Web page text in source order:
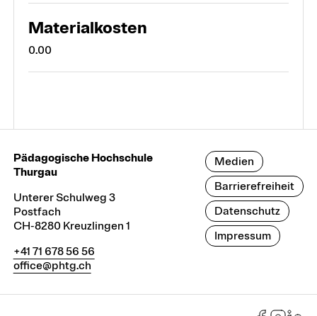
Materialkosten
0.00
Pädagogische Hochschule
Thurgau
Unterer Schulweg 3
Postfach
CH-8280 Kreuzlingen 1
+41 71 678 56 56
office@phtg.ch
Medien
Barrierefreiheit
Datenschutz
Impressum